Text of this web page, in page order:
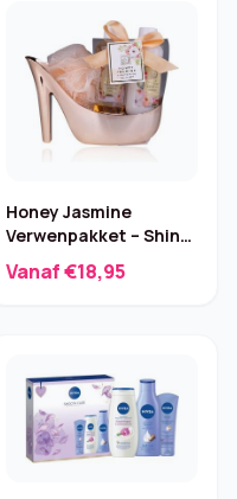
Honey Jasmine
Verwenpakket – Shiny
Vanaf €18,95